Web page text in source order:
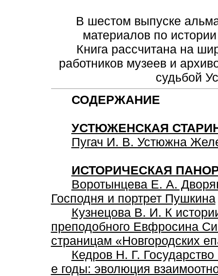
В шестом выпуске
материалов по
Книга рассчитана на
работников музеев и
судьбой
СОДЕРЖАНИЕ
УСТЮЖЕНСКАЯ
Пугач И. В. Устюжна
ИСТОРИЧЕСКАЯ
Воротынцева Е. А.
Господня и портрет Пушкина
Кузнецова В. И. К
преподобного Евфросина
страницам «Новгородских
Кедров Н. Г.
е годы: эволюция